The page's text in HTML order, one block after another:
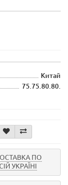
Китай
75.75.80.80.
ПО
УКРАЇНІ